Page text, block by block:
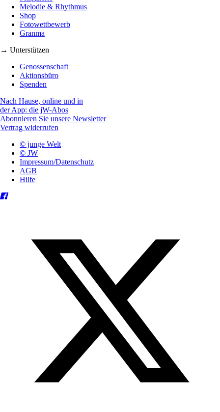
Melodie & Rhythmus
Shop
Fotowettbewerb
Granma
→ Unterstützen
Genossenschaft
Aktionsbüro
Spenden
Nach Hause, online und in
der App: die jW-Abos
Abonnieren Sie unsere Newsletter
Vertrag widerrufen
© junge Welt
© JW
Impressum/Datenschutz
AGB
Hilfe